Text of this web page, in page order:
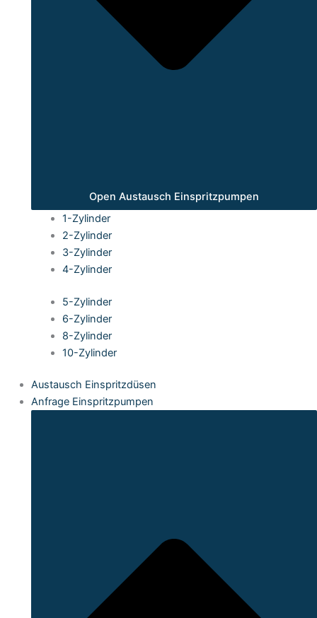
Open Austausch Einspritzpumpen
1-Zylinder
2-Zylinder
3-Zylinder
4-Zylinder
5-Zylinder
6-Zylinder
8-Zylinder
10-Zylinder
Austausch Einspritzdüsen
Anfrage Einspritzpumpen